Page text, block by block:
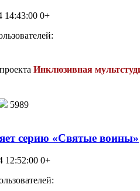
14:43:00 0+
Инклюзивная
5989
серию «Святые воины»
12:52:00 0+